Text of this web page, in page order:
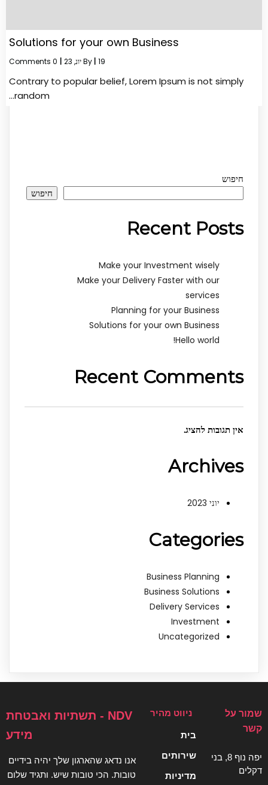
Solutions for your own Business
By 19 יונ, 23 0 Comments
Contrary to popular belief, Lorem Ipsum is not simply
random…
חיפוש
חיפוש
Recent Posts
Make your Investment wisely
Make your Delivery Faster with our
services
Planning for your Business
Solutions for your own Business
Hello world!
Recent Comments
אין תגובות להציג.
Archives
יוני 2023
Categories
Business Planning
Business Solutions
Delivery Services
Investment
Uncategorized
שמור על
קשר
יפה נוף 8, בני
דקלים
ניווט מהיר
בית
שירותים
מדיניות
NDV - תשתיות ואבטחת
מידע
אנו נדאג שהארגון שלך יהיה בידיים
טובות. הכי טובות שיש. ותגיד שלום